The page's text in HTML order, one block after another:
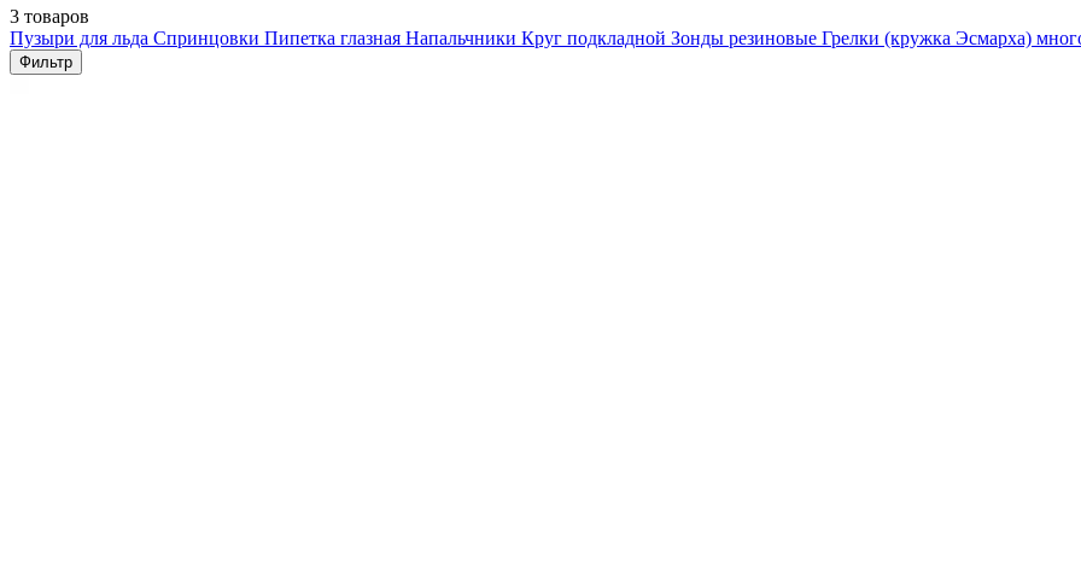
3 товаров
Пузыри для льда Спринцовки Пипетка глазная Напальчники Круг подкладной Зонды резиновые Грелки (кружка Эсмарха)
Фильтр